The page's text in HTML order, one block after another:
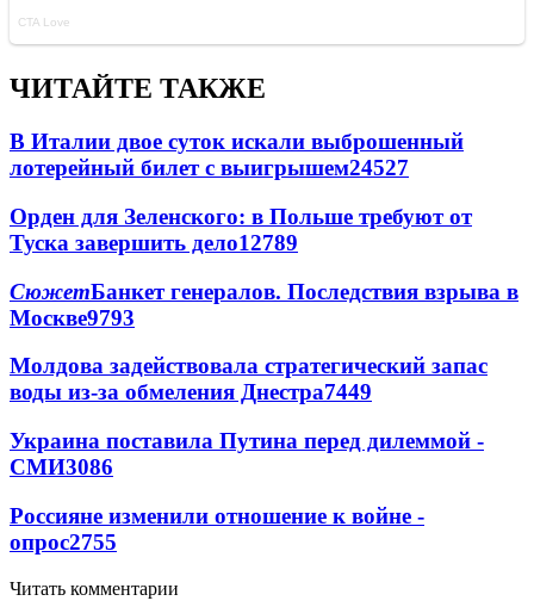
ЧИТАЙТЕ ТАКЖЕ
В Италии двое суток искали выброшенный
лотерейный билет с выигрышем24527
Орден для Зеленского: в Польше требуют от
Туска завершить дело12789
СюжетБанкет генералов. Последствия взрыва в
Москве9793
Молдова задействовала стратегический запас
воды из-за обмеления Днестра7449
Украина поставила Путина перед дилеммой -
СМИ3086
Россияне изменили отношение к войне -
опрос2755
Читать комментарии